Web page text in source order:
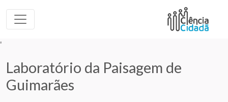
'
Laboratório da Paisagem de
Guimarães